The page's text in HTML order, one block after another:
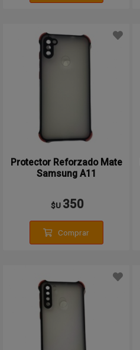
Protector Reforzado Mate
Samsung A11
$U 350
Comprar